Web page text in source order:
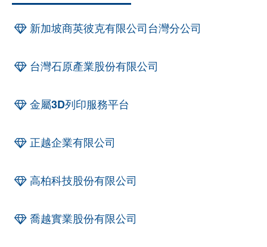
新加坡商英彼克有限公司台灣分公司
台灣石原產業股份有限公司
金屬3D列印服務平台
正越企業有限公司
高柏科技股份有限公司
喬越實業股份有限公司